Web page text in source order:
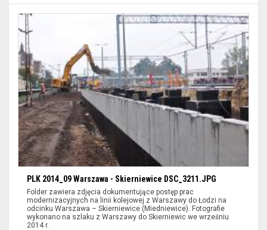
PLK 2014_09 Warszawa - Skierniewice DSC_3211.JPG
Folder zawiera zdjęcia dokumentujące postęp prac
modernizacyjnych na linii kolejowej z Warszawy do Łodzi na
odcinku Warszawa – Skierniewice (Miedniewice). Fotografie
wykonano na szlaku z Warszawy do Skierniewic we wrześniu
2014 r.